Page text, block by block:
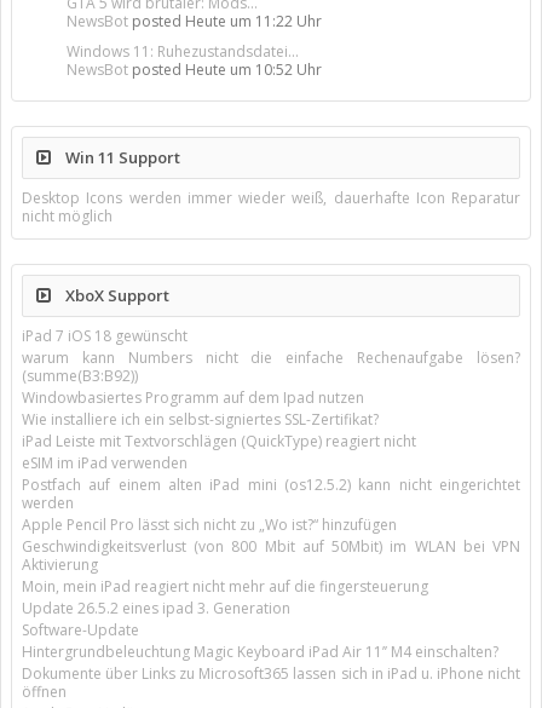
NewsBot posted Heute um 11:22 Uhr
Windows 11: Ruhezustandsdatei...
NewsBot posted Heute um 10:52 Uhr
Win 11 Support
Desktop Icons werden immer wieder weiß, dauerhafte Icon Reparatur
nicht möglich
XboX Support
iPad 7 iOS 18 gewünscht
warum kann Numbers nicht die einfache Rechenaufgabe lösen?
(summe(B3:B92))
Windowbasiertes Programm auf dem Ipad nutzen
Wie installiere ich ein selbst-signiertes SSL-Zertifikat?
iPad Leiste mit Textvorschlägen (QuickType) reagiert nicht
eSIM im iPad verwenden
Postfach auf einem alten iPad mini (os12.5.2) kann nicht eingerichtet
werden
Apple Pencil Pro lässt sich nicht zu „Wo ist?“ hinzufügen
Geschwindigkeitsverlust (von 800 Mbit auf 50Mbit) im WLAN bei VPN
Aktivierung
Moin, mein iPad reagiert nicht mehr auf die fingersteuerung
Update 26.5.2 eines ipad 3. Generation
Software-Update
Hintergrundbeleuchtung Magic Keyboard iPad Air 11’’ M4 einschalten?
Dokumente über Links zu Microsoft365 lassen sich in iPad u. iPhone nicht
öffnen